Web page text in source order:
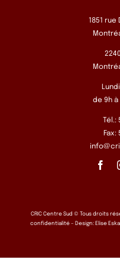
1851 rue
de 9h à
Fax:
CRIC Centre Sud © Tous droits
confidentialité– Design: Elise